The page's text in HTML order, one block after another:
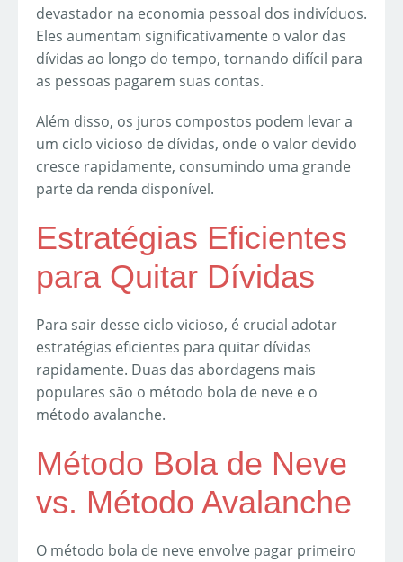
devastador na economia pessoal dos indivíduos.
Eles aumentam significativamente o valor das
dívidas ao longo do tempo, tornando difícil para
as pessoas pagarem suas contas.
Além disso, os juros compostos podem levar a
um ciclo vicioso de dívidas, onde o valor devido
cresce rapidamente, consumindo uma grande
parte da renda disponível.
Estratégias Eficientes
para Quitar Dívidas
Para sair desse ciclo vicioso, é crucial adotar
estratégias eficientes para quitar dívidas
rapidamente. Duas das abordagens mais
populares são o método bola de neve e o
método avalanche.
Método Bola de Neve
vs. Método Avalanche
O método bola de neve envolve pagar primeiro